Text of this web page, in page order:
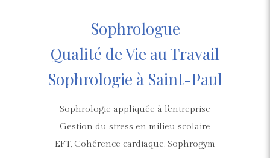
Sophrologue
Qualité de Vie au Travail
Sophrologie à Saint-Paul
Sophrologie appliquée à l'entreprise
Gestion du stress en milieu scolaire
EFT, Cohérence cardiaque, Sophrogym